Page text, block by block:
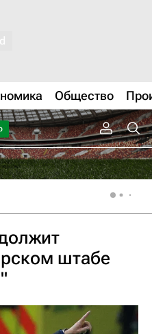
Общество
штабе